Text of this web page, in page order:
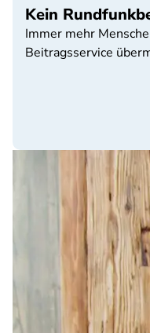
Kein
Immer mehr
Beitragsservice